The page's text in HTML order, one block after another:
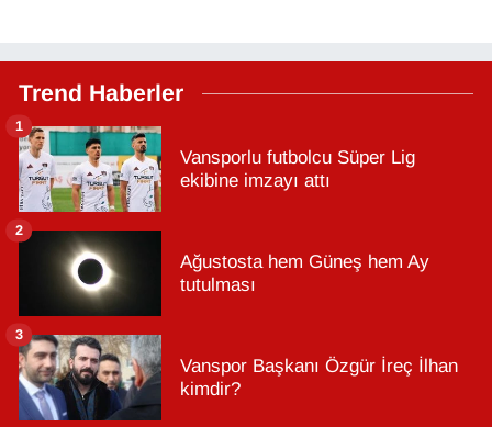
Trend Haberler
Vansporlu futbolcu Süper Lig
ekibine imzayı attı
1
Ağustosta hem Güneş hem Ay
tutulması
2
Vanspor Başkanı Özgür İreç İlhan
kimdir?
3